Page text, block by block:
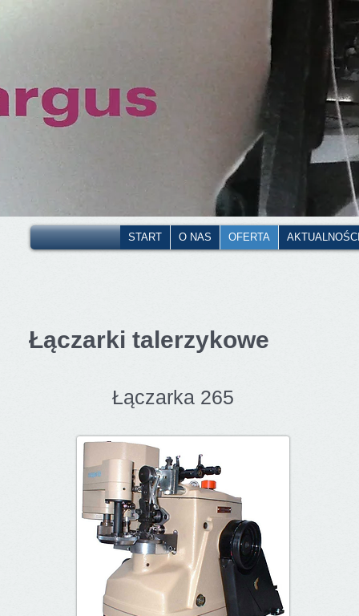
START O NAS OFERTA
Łączarki talerzykowe
Łączarka 265